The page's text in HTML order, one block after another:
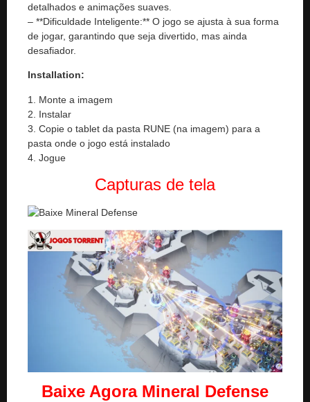
detalhados e animações suaves.
– **Dificuldade Inteligente:** O jogo se ajusta à sua forma
de jogar, garantindo que seja divertido, mas ainda
desafiador.
Installation:
1. Monte a imagem
2. Instalar
3. Copie o tablet da pasta RUNE (na imagem) para a
pasta onde o jogo está instalado
4. Jogue
Capturas de tela
Baixe Agora Mineral Defense